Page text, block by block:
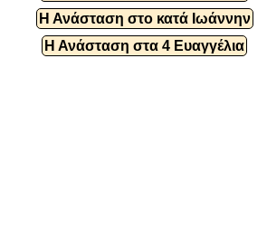
Η Ανάσταση στο κατά Ιωάννην
Η Ανάσταση στα 4 Ευαγγέλια